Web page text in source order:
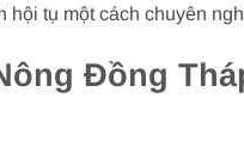
tụ một cách chuyên
Đồng